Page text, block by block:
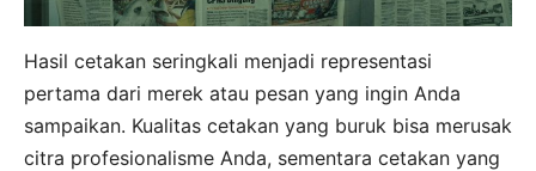
Hasil cetakan seringkali menjadi representasi
pertama dari merek atau pesan yang ingin Anda
sampaikan. Kualitas cetakan yang buruk bisa merusak
citra profesionalisme Anda, sementara cetakan yang